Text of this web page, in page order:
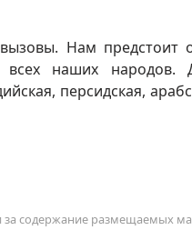
Нам
всех наших
персидская,
за содержание размещаемых